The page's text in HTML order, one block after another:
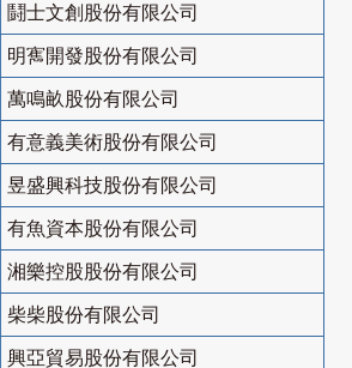
鬪士文創股份有限公司
明寯開發股份有限公司
萬鳴畝股份有限公司
有意義美術股份有限公司
昱盛興科技股份有限公司
有魚資本股份有限公司
湘樂控股股份有限公司
柴柴股份有限公司
興亞貿易股份有限公司